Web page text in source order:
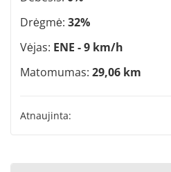
Drėgmė: 32%
Vėjas: ENE - 9 km/h
Matomumas: 29,06 km
Atnaujinta: